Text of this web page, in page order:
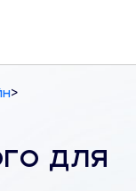
🧑
>
для